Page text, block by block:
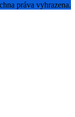
práva vyhrazena.